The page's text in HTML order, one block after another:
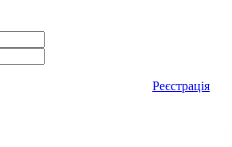
Реєстрація